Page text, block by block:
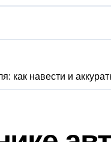
жертв
в Києві: місто разом
табору «Артек» в
как навести и